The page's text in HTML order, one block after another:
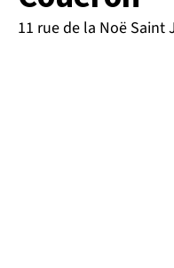
11 rue de la Noë Saint